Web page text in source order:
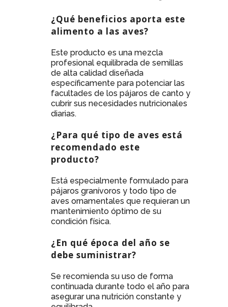
¿Qué beneficios aporta este
alimento a las aves?
Este producto es una mezcla
profesional equilibrada de semillas
de alta calidad diseñada
específicamente para potenciar las
facultades de los pájaros de canto y
cubrir sus necesidades nutricionales
diarias.
¿Para qué tipo de aves está
recomendado este
producto?
Está especialmente formulado para
pájaros granívoros y todo tipo de
aves ornamentales que requieran un
mantenimiento óptimo de su
condición física.
¿En qué época del año se
debe suministrar?
Se recomienda su uso de forma
continuada durante todo el año para
asegurar una nutrición constante y